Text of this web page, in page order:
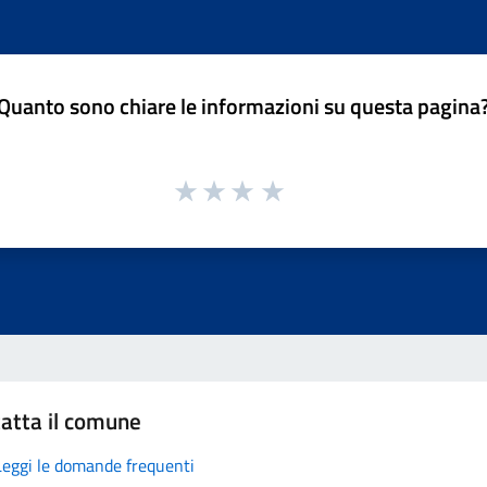
sono chiare le informazioni su questa
il comune
le domande frequenti